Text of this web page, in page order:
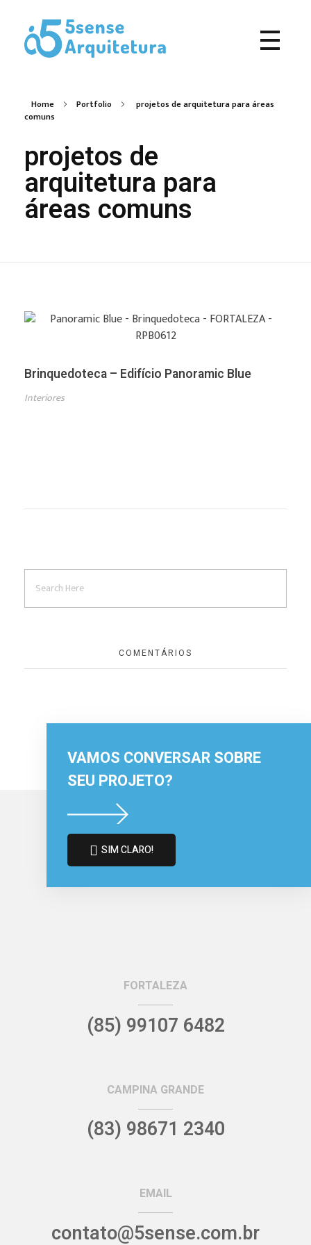
Home Portfolio
projetos de arquitetura para áreas
comuns
projetos de
arquitetura para
áreas comuns
Brinquedoteca – Edifício Panoramic Blue
Interiores
COMENTÁRIOS
VAMOS CONVERSAR SOBRE
SEU PROJETO?
SIM CLARO!
FORTALEZA
(85) 99107 6482
CAMPINA GRANDE
(83) 98671 2340
EMAIL
contato@5sense.com.br